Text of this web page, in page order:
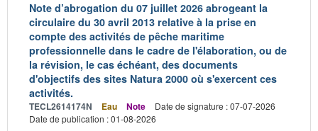
Note d’abrogation du 07 juillet 2026 abrogeant la
circulaire du 30 avril 2013 relative à la prise en
compte des activités de pêche maritime
professionnelle dans le cadre de l'élaboration, ou de
la révision, le cas échéant, des documents
d'objectifs des sites Natura 2000 où s'exercent ces
activités.
TECL2614174N Eau Note
Date de signature : 07-07-2026
Date de publication : 01-08-2026